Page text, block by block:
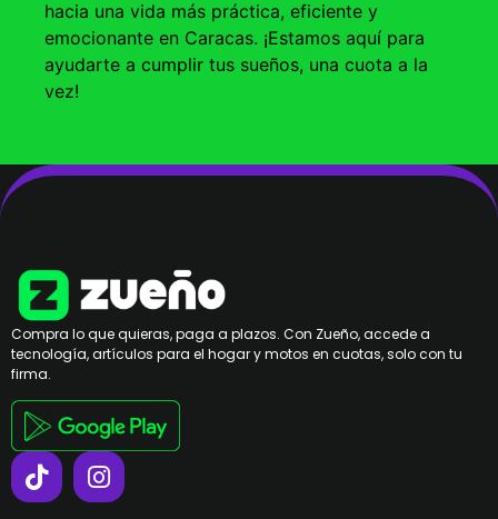
hacia una vida más práctica, eficiente y
emocionante en Caracas. ¡Estamos aquí para
ayudarte a cumplir tus sueños, una cuota a la
vez!
Compra lo que quieras, paga a plazos. Con Zueño, accede a
tecnología, artículos para el hogar y motos en cuotas, solo con tu
firma.